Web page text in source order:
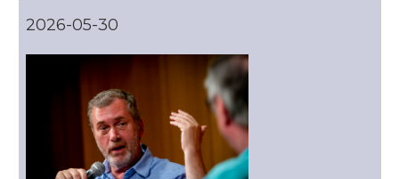
CAMON
CAMON Catalans a DETROIT
CAMON Catalans a DURHAM, NC
CAMON Catalans a Hawaii
2026-05-30